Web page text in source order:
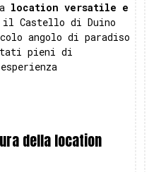
location versatile e
il Castello di Duino
angolo di paradiso
pieni di
della location